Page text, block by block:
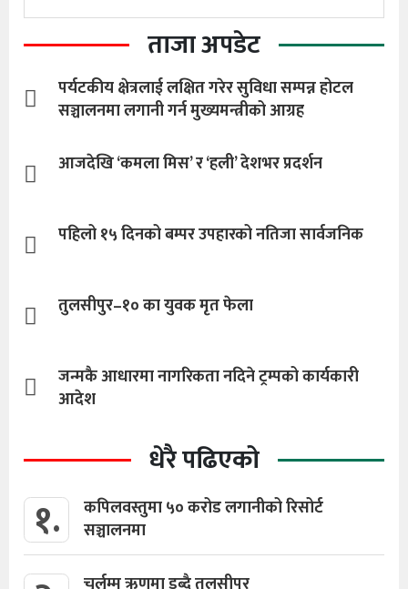
ताजा अपडेट
पर्यटकीय क्षेत्रलाई लक्षित गरेर सुविधा सम्पन्न होटल
सञ्चालनमा लगानी गर्न मुख्यमन्त्रीको आग्रह
आजदेखि ‘कमला मिस’ र ‘हली’ देशभर प्रदर्शन
पहिलो १५ दिनको बम्पर उपहारको नतिजा सार्वजनिक
तुलसीपुर–१० का युवक मृत फेला
जन्मकै आधारमा नागरिकता नदिने ट्रम्पको कार्यकारी
आदेश
धेरै पढिएको
१.
कपिलवस्तुमा ५० करोड लगानीको रिसोर्ट
सञ्चालनमा